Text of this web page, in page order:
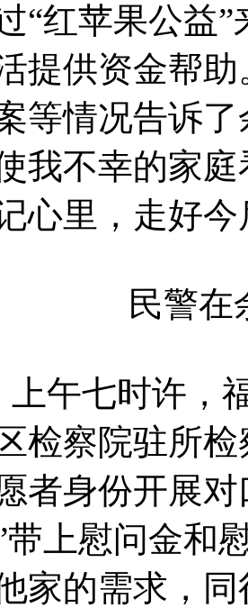
“红苹果公益
提供资金帮
等情况告诉
我不幸的家
心里，走好今
民警在
上午七时许，
检察院驻所
者身份开展
带上慰问金和
家的需求，